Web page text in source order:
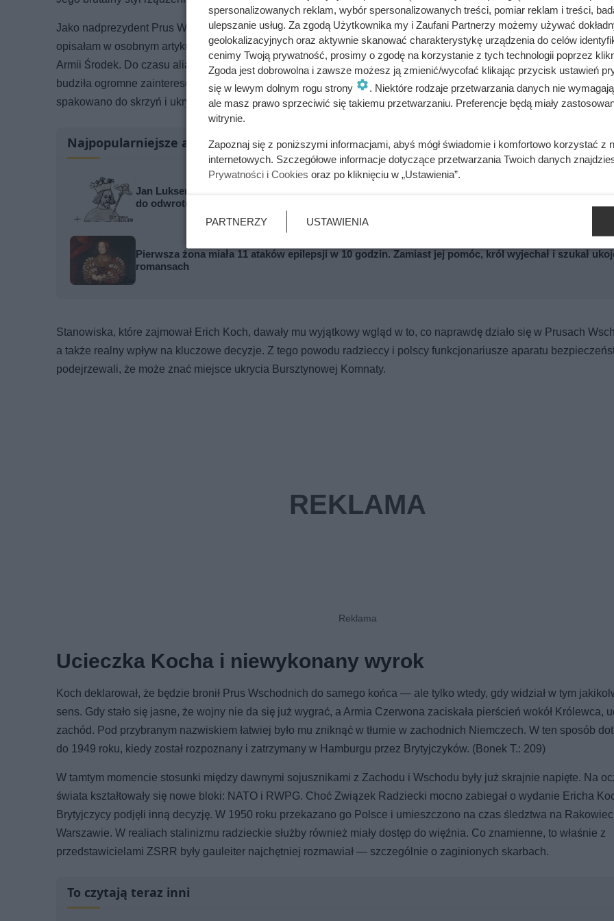
Jako nadprezydent Prus Wschodnich odpowiadał również za sprowadzenie do Królewca Bursztynowej Komnaty.
opisałam w osobnym artykule. W 1944 roku mianowano go komisarzem do spraw ewakuacji ziem wschodnich
Armii Środek. Do czasu alianckich nalotów Bursztynową Komnatę prezentowano w muzeum, gdzie przyciągała
budziła ogromne zainteresowanie zwiedzających. Gdy stało się jasne, że zabytek może zostać zniszczony, całość
spakowano do skrzyń i ukryto w podziemiach zamku w Królewcu. (Bonek T., 2020: s. 209)
Najpopularniejsze artykuły
Jan Luksemburski podszedł pod mury Krakowa. Jeden błyskawiczny ruch Polaków i Węgrów
do odwrotu
Pierwsza żona miała 11 ataków epilepsji w 10 godzin. Zamiast jej pomóc, król wyjechał i szukał
romansach
Stanowiska, które zajmował Erich Koch, dawały mu wyjątkowy wgląd w to, co naprawdę działo się w Prusach
a także realny wpływ na kluczowe decyzje. Z tego powodu radzieccy i polscy funkcjonariusze aparatu
podejrzewali, że może znać miejsce ukrycia Bursztynowej Komnaty.
Ucieczka Kocha i niewykonany wyrok
Koch deklarował, że będzie bronił Prus Wschodnich do samego końca — ale tylko wtedy, gdy widział w tym
sens. Gdy stało się jasne, że wojny nie da się już wygrać, a Armia Czerwona zaciskała pierścień wokół Królewca,
zachód. Pod przybranym nazwiskiem łatwiej było mu zniknąć w tłumie w zachodnich Niemczech. W ten sposób
do 1949 roku, kiedy został rozpoznany i zatrzymany w Hamburgu przez Brytyjczyków. (Bonek T.: 209)
W tamtym momencie stosunki między dawnymi sojusznikami z Zachodu i Wschodu były już skrajnie napięte. Na
świata kształtowały się nowe bloki: NATO i RWPG. Choć Związek Radziecki mocno zabiegał o wydanie Ericha
Brytyjczycy podjęli inną decyzję. W 1950 roku przekazano go Polsce i umieszczono na czas śledztwa na
Warszawie. W realiach stalinizmu radzieckie służby również miały dostęp do więźnia. Co znamienne, to właśnie z
przedstawicielami ZSRR były gauleiter najchętniej rozmawiał — szczególnie o zaginionych skarbach.
To czytają teraz inni
spersonalizowanych reklam, wybór spersonalizowanych treści, pomiar reklam i treści,
ulepszanie usług. Za zgodą Użytkownika my i Zaufani Partnerzy możemy używać
geolokalizacyjnych oraz aktywnie skanować charakterystykę urządzenia do celów
cenimy Twoją prywatność, prosimy o zgodę na korzystanie z tych technologii poprzez
Zgoda jest dobrowolna i zawsze możesz ją zmienić/wycofać klikając przycisk ustawień
się w lewym dolnym rogu strony
. Niektóre rodzaje przetwarzania danych nie
ale masz prawo sprzeciwić się takiemu przetwarzaniu. Preferencje będą miały
witrynie.
Zapoznaj się z poniższymi informacjami, abyś mógł świadomie i komfortowo korzystać z
internetowych. Szczegółowe informacje dotyczące przetwarzania Twoich danych
Prywatności i Cookies oraz po kliknięciu w „Ustawienia”.
PARTNERZY USTAWIENIA